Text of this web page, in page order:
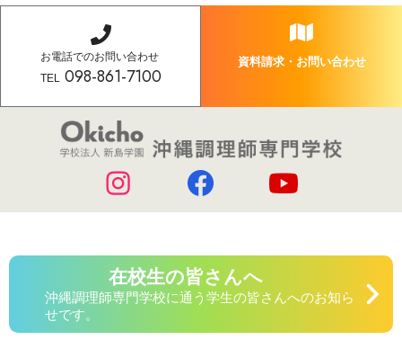
お電話でのお問い合わせ
TEL 098-861-7100
資料請求・お問い合わせ
在校生の皆さんへ
沖縄調理師専門学校に通う学生の皆さんへのお知ら
せです。